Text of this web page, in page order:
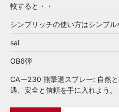
較すると・・
シンプリッチの使い方はシンプル
sai
OB6弾
CAー230 熊撃退スプレー: 自然
遇、安全と信頼を手に入れよう。